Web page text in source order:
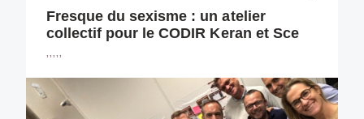
Fresque du sexisme : un atelier
collectif pour le CODIR Keran et Sce